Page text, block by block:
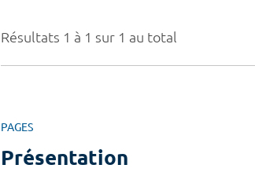
Résultats 1 à 1 sur 1 au total
PAGES
Présentation